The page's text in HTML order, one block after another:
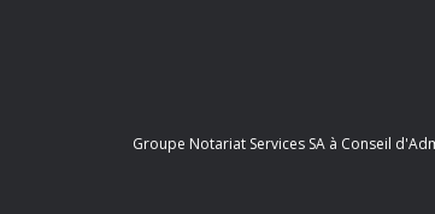
Groupe Notariat Services SA à Conseil